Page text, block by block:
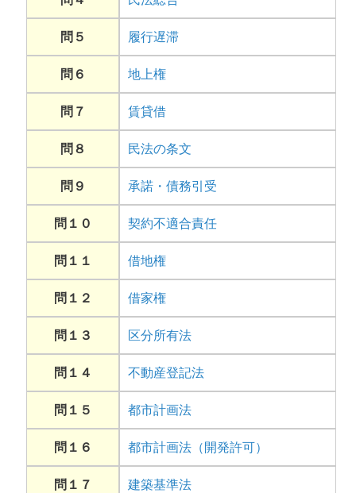
問５ 履行遅滞
問６ 地上権
問７ 賃貸借
問８ 民法の条文
問９ 承諾・債務引受
問１０ 契約不適合責任
問１１ 借地権
問１２ 借家権
問１３ 区分所有法
問１４ 不動産登記法
問１５ 都市計画法
問１６ 都市計画法（開発許可）
問１７ 建築基準法